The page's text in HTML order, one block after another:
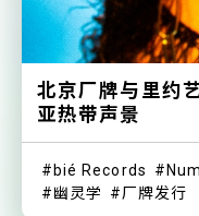
北京厂牌与里约
亚热带声景
bié Records
幽灵学
厂牌发行